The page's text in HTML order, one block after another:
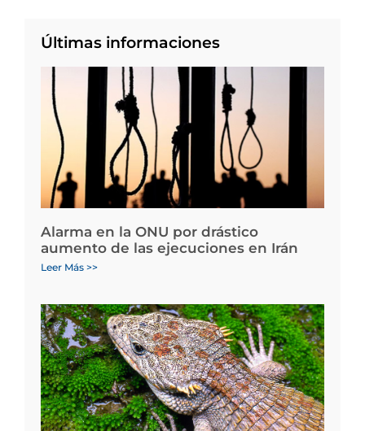
Últimas informaciones
Alarma en la ONU por drástico
aumento de las ejecuciones en Irán
Leer Más >>